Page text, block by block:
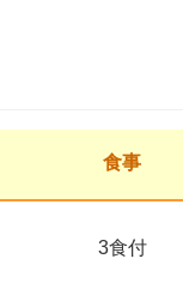
食事
3食付